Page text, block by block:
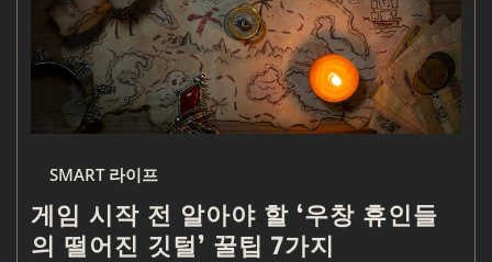
SMART 라이프
게임 시작 전 알아야 할 ‘우창 휴인들
의 떨어진 깃털’ 꿀팁 7가지